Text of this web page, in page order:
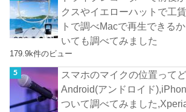
クスやイエローハットで工
トで調べMacで再生できる
いても調べてみました
179.9k件のビュー
スマホのマイクの位置って
Android(アンドロイド
ついて調べてみました